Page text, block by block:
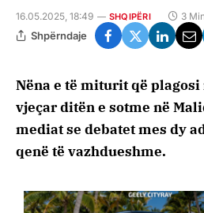
16.05.2025, 18:49 SHQIPËRI 3
Shpërndaje
Nëna e të miturit që
vjeçar ditën e sotme në
mediat se debatet mes dy
qenë të vazhdueshme.